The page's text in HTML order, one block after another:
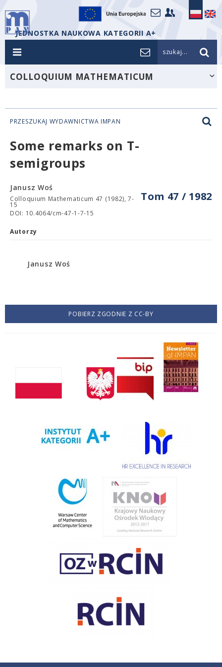
JEDNOSTKA NAUKOWA KATEGORII A+
szukaj...
COLLOQUIUM MATHEMATICUM
PRZESZUKAJ WYDAWNICTWA IMPAN
Some remarks on T-
semigroups
Tom 47 / 1982
Janusz Woś
Colloquium Mathematicum 47 (1982), 7-
15
DOI: 10.4064/cm-47-1-7-15
Autorzy
Janusz Woś
POBIERZ ZGODNIE Z CC-BY